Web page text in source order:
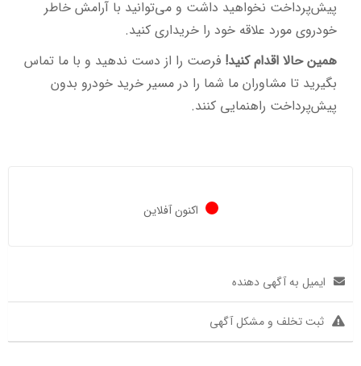
پیش‌پرداخت نخواهید داشت و می‌توانید با آرامش خاطر
خودروی مورد علاقه خود را خریداری کنید.
همین حالا اقدام کنید! فرصت را از دست ندهید و با ما تماس
بگیرید تا مشاوران ما شما را در مسیر خرید خودرو بدون
پیش‌پرداخت راهنمایی کنند.
اکنون آفلاین
ایمیل به آگهی دهنده
ثبت تخلف و مشکل آگهی